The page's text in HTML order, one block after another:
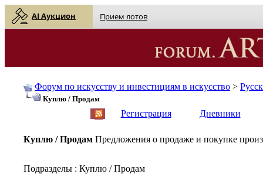
AI Аукцион Прием лотов
Форум по искусству и инвестициям в искусство >
Куплю / Продам
Регистрация Дневники
Куплю / Продам Предложения о продаже и покупке
Подразделы : Куплю / Продам